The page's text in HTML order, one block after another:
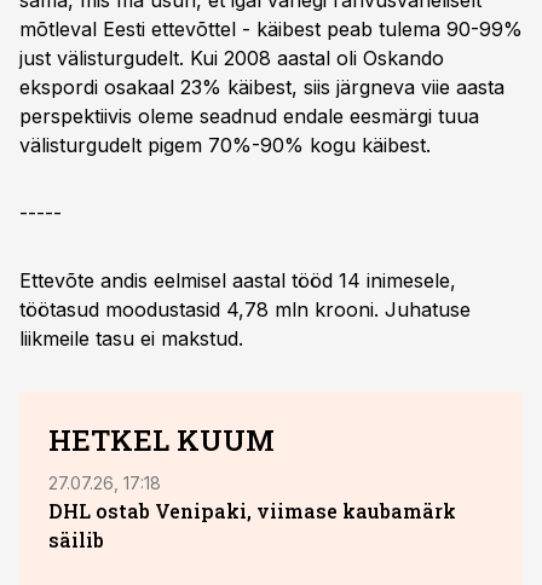
mõtleval Eesti ettevõttel - käibest peab tulema 90-99%
just välisturgudelt. Kui 2008 aastal oli Oskando
ekspordi osakaal 23% käibest, siis järgneva viie aasta
perspektiivis oleme seadnud endale eesmärgi tuua
välisturgudelt pigem 70%-90% kogu käibest.
-----
Ettevõte andis eelmisel aastal tööd 14 inimesele,
töötasud moodustasid 4,78 mln krooni. Juhatuse
liikmeile tasu ei makstud.
HETKEL KUUM
27.07.26, 17:18
DHL ostab Venipaki, viimase kaubamärk
säilib